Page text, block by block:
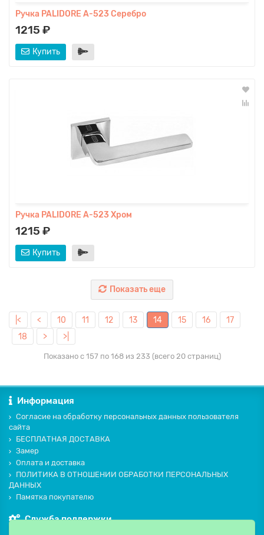
Ручка PALIDORE A-523 Серебро
1215 ₽
Купить
Ручка PALIDORE A-523 Хром
1215 ₽
Купить
Показать еще
|< < 10 11 12 13 14 15 16
17
18
> >|
Показано с 157 по 168 из 233 (всего 20 страниц)
Информация
Согласие на обработку персональных данных пользователя
сайта
БЕСПЛАТНАЯ ДОСТАВКА
Замер
Оплата и доставка
ПОЛИТИКА В ОТНОШЕНИИ ОБРАБОТКИ ПЕРСОНАЛЬНЫХ
ДАННЫХ
Памятка покупателю
Служба поддержки